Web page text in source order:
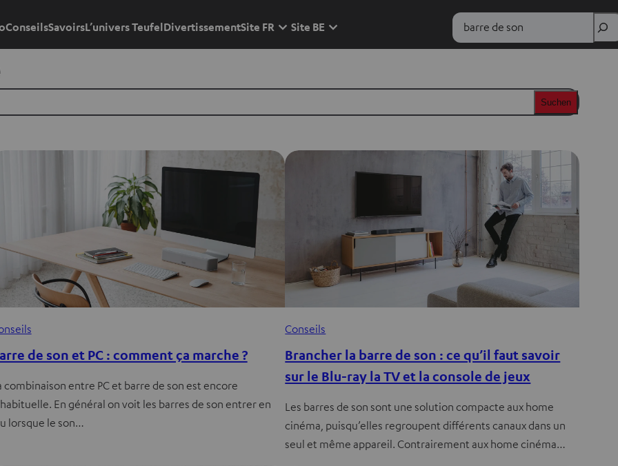
ConseilsSavoirsL’univers TeufelDivertissementSite FR Site BE Rechercher
Suchen
de son et PC : comment ça marche ?
combinaison entre PC et barre de son est encore
En général on voit les barres de son entrer en
lorsque le son…
Conseils
Brancher la barre de son : ce qu’il faut savoir
sur le Blu-ray la TV et la console de jeux
Les barres de son sont une solution compacte aux home
cinéma, puisqu’elles regroupent différents canaux dans un
seul et même appareil. Contrairement aux home cinéma…